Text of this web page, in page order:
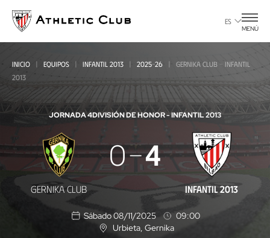
contenido
principal
ES
MENÚ
INICIO EQUIPOS INFANTIL 2013 2025-26
GERNIKA CLUB - INFANTIL
2013
JORNADA 4DIVISIÓN DE HONOR - INFANTIL 2013
Gernika
Club
-
Infantil
GERNIKA CLUB
0 4
INFANTIL 2013
Sábado 08/11/2025
09:00
U
Urbieta, Gernika